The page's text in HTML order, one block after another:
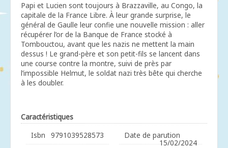
Papi et Lucien sont toujours à Brazzaville, au Congo, la
capitale de la France Libre. À leur grande surprise, le
général de Gaulle leur confie une nouvelle mission : aller
récupérer l’or de la Banque de France stocké à
Tombouctou, avant que les nazis ne mettent la main
dessus ! Le grand-père et son petit-fils se lancent dans
une course contre la montre, suivi de près par
l’impossible Helmut, le soldat nazi très bête qui cherche
à les doubler.
Caractéristiques
Isbn
9791039528573
Date de parution
15/02/2024